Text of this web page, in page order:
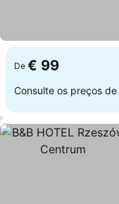
De € 99
Consulte os preços de